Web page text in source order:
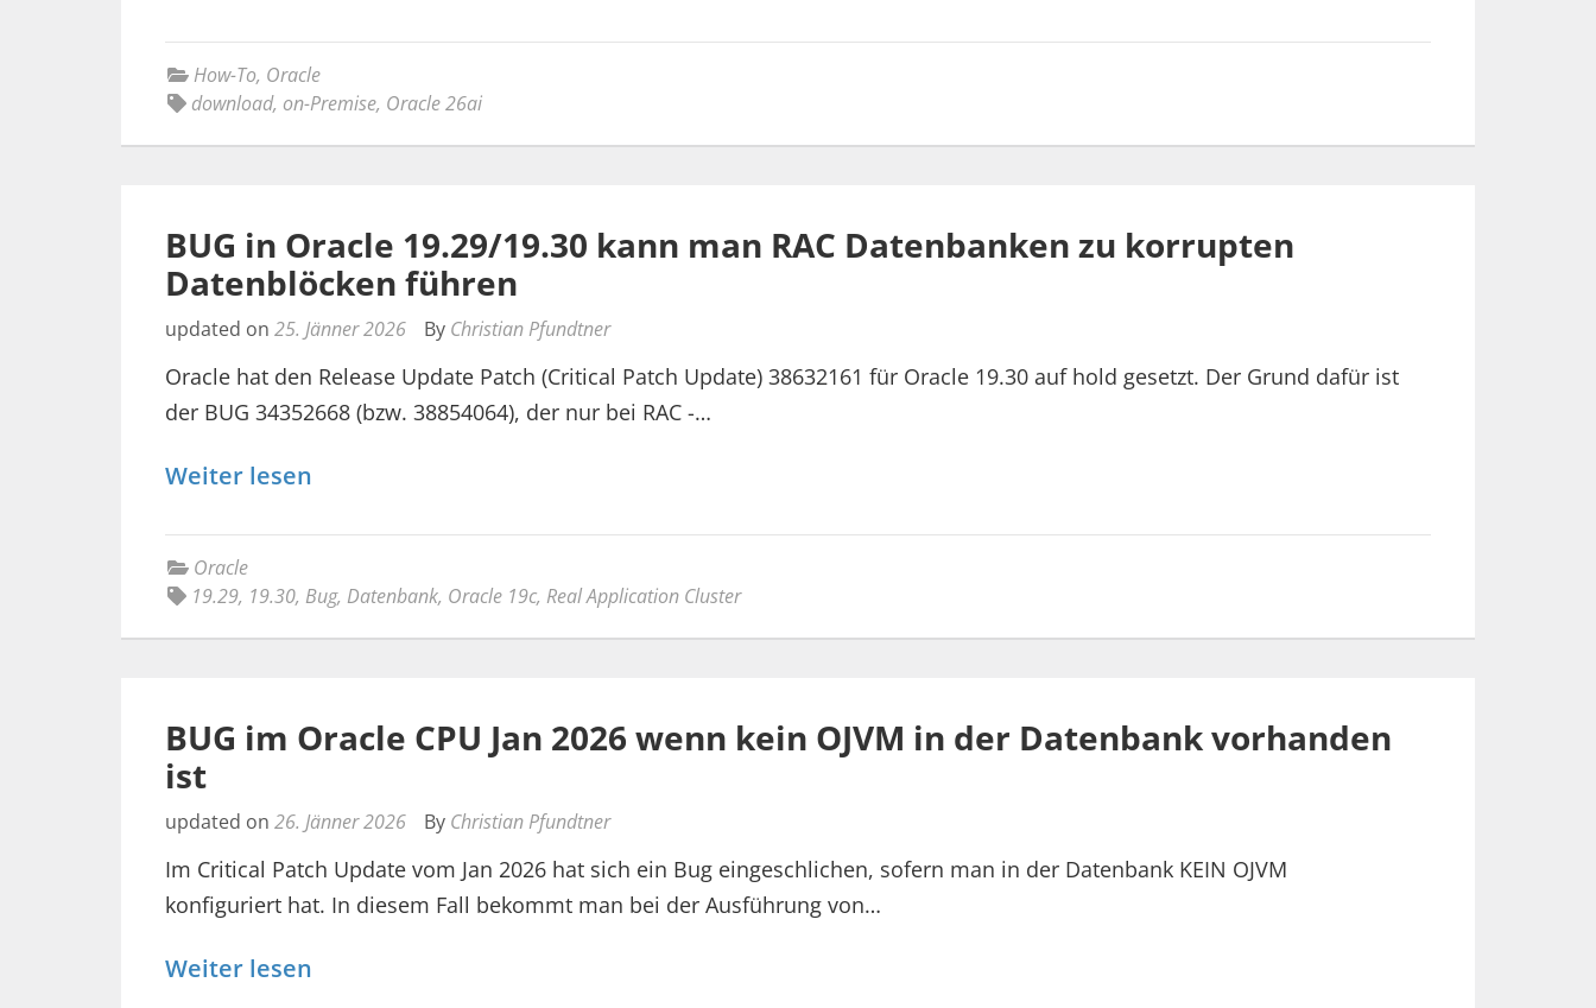
How-To, Oracle
download, on-Premise, Oracle 26ai
BUG in Oracle 19.29/19.30 kann man RAC Datenbanken zu korrupten
Datenblöcken führen
updated on 25. Jänner 2026 By Christian Pfundtner
Oracle hat den Release Update Patch (Critical Patch Update) 38632161 für Oracle 19.30 auf hold gesetzt. Der Grund dafür ist
der BUG 34352668 (bzw. 38854064), der nur bei RAC -…
Weiter lesen
Oracle
19.29, 19.30, Bug, Datenbank, Oracle 19c, Real Application Cluster
BUG im Oracle CPU Jan 2026 wenn kein OJVM in der Datenbank vorhanden
ist
updated on 26. Jänner 2026 By Christian Pfundtner
Im Critical Patch Update vom Jan 2026 hat sich ein Bug eingeschlichen, sofern man in der Datenbank KEIN OJVM
konfiguriert hat. In diesem Fall bekommt man bei der Ausführung von…
Weiter lesen